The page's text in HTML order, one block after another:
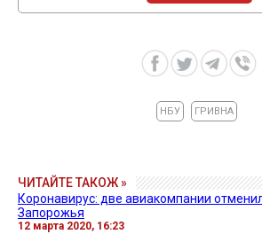
НБУ ГРИВНА
ЧИТАЙТЕ ТАКОЖ »
Коронавирус: две авиакомпании
Запорожья
12 марта 2020, 16:23